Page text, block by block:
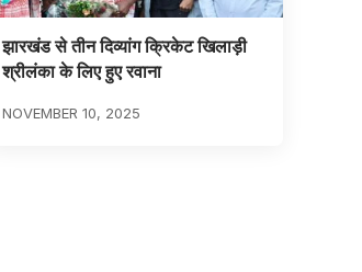
झारखंड से तीन दिव्यांग क्रिकेट खिलाड़ी
श्रीलंका के लिए हुए रवाना
NOVEMBER 10, 2025